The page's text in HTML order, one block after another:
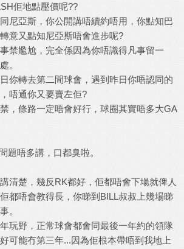
佢地點壓價呢??
尼亞斯，你公開講唔續約唔用，你點知巴
意又點知尼亞斯唔會進步呢?
禁尷尬，完全係因為你唔識得凡事留一
。
你轉去第二間球會，遇到昨日你唔認同的
唔通你又要賣左佢?
，條路一定唔會好行，球圈其實唔多大GA
題唔多講，口都臭啦。
清楚，幾反RK都好，佢都唔會下場就俾人
都唔會教得長，你睇到BILL叔叔上幾場睇
。
玩野，正常球會都會同最後一年約的領隊
可能冇第三年...因為佢根本帶唔到我地上